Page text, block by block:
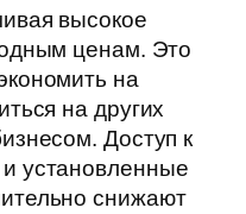
высокое
ценам. Это
на
на других
Доступ к
установленные
снижают